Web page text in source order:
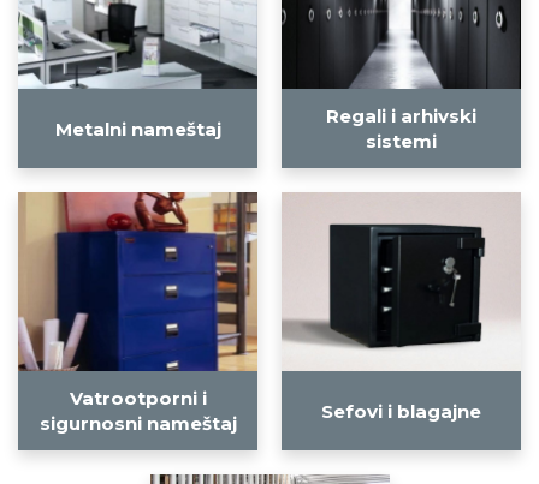
Metalni nameštaj
Regali i arhivski
sistemi
Vatrootporni i
sigurnosni nameštaj
Sefovi i blagajne